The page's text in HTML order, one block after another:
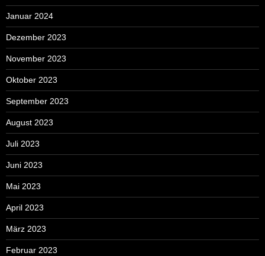
Januar 2024
Dezember 2023
November 2023
Oktober 2023
September 2023
August 2023
Juli 2023
Juni 2023
Mai 2023
April 2023
März 2023
Februar 2023